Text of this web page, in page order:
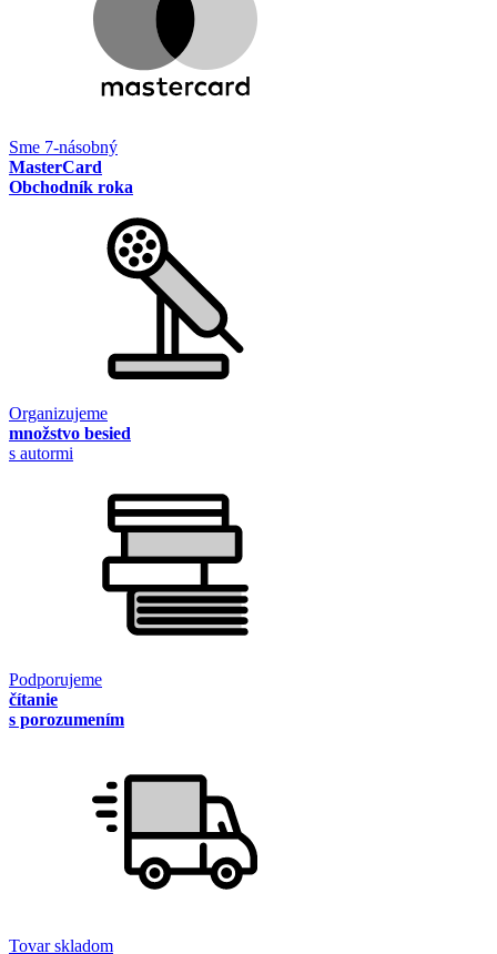
Sme 7-násobný
MasterCard
Obchodník roka
Organizujeme
množstvo besied
s autormi
Podporujeme
čítanie
s porozumením
Tovar skladom